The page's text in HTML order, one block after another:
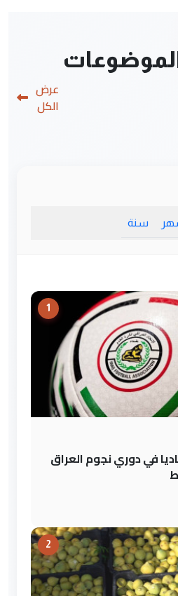
عرض
الكل
سنة
1
التراخيص : 17 ناديا في دوري نجوم العراق
2